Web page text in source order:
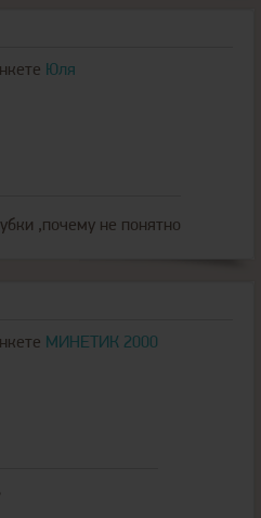
Юля
,почему не понятно
МИНЕТИК 2000